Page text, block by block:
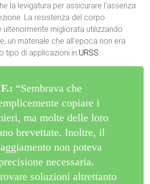
la levigatura per assicurare l’assenza
La resistenza del corpo
ulteriormente migliorata utilizzando
un materiale che all’epoca non era
tipo di applicazioni in URSS.
“Sembrava che
copiare i
ma molte delle loro
brevettate. Inoltre, il
non poteva
necessaria.
soluzioni altrettanto